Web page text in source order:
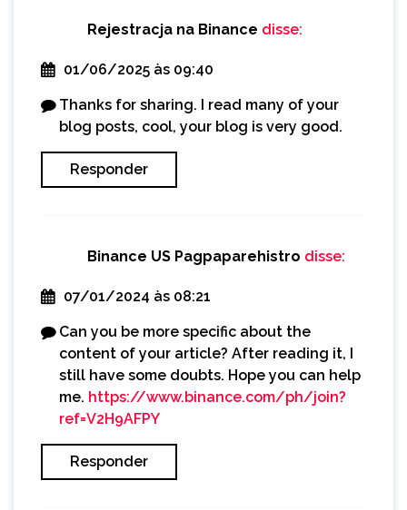
Rejestracja na Binance disse:
01/06/2025 às 09:40
Thanks for sharing. I read many of your
blog posts, cool, your blog is very good.
Responder
Binance US Pagpaparehistro disse:
07/01/2024 às 08:21
Can you be more specific about the
content of your article? After reading it, I
still have some doubts. Hope you can help
me. https://www.binance.com/ph/join?
ref=V2H9AFPY
Responder